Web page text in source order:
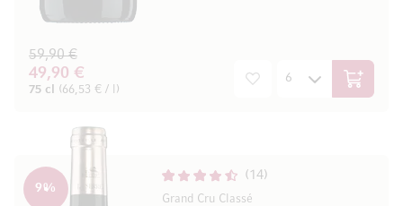
49,90 €
59,90 €
75 cl (66,53 € / l) In den
14
Grand Cru Classé
9%